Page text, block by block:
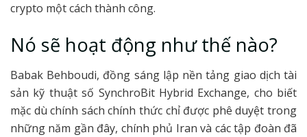
crypto một cách thành công.
Nó sẽ hoạt động như thế nào?
Babak Behboudi, đồng sáng lập nền tảng giao dịch tài
sản kỹ thuật số SynchroBit Hybrid Exchange, cho biết
mặc dù chính sách chính thức chỉ được phê duyệt trong
những năm gần đây, chính phủ Iran và các tập đoàn đã